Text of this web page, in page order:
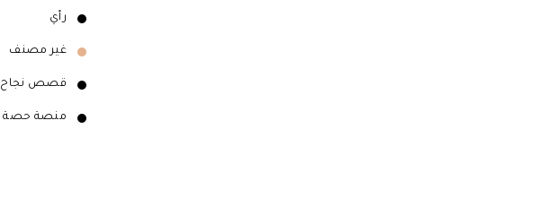
رأي
غير مصنف
قصص نجاح
منصة حصة